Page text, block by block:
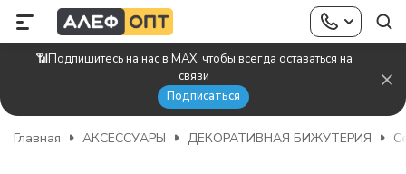
📶Подпишитесь на нас в MAX, чтобы всегда оставаться на
связи
Подписаться
Главная АКСЕССУАРЫ ДЕКОРАТИВНАЯ БИЖУТЕРИЯ